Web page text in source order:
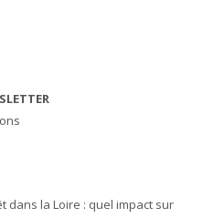
la Loire : quel impact sur